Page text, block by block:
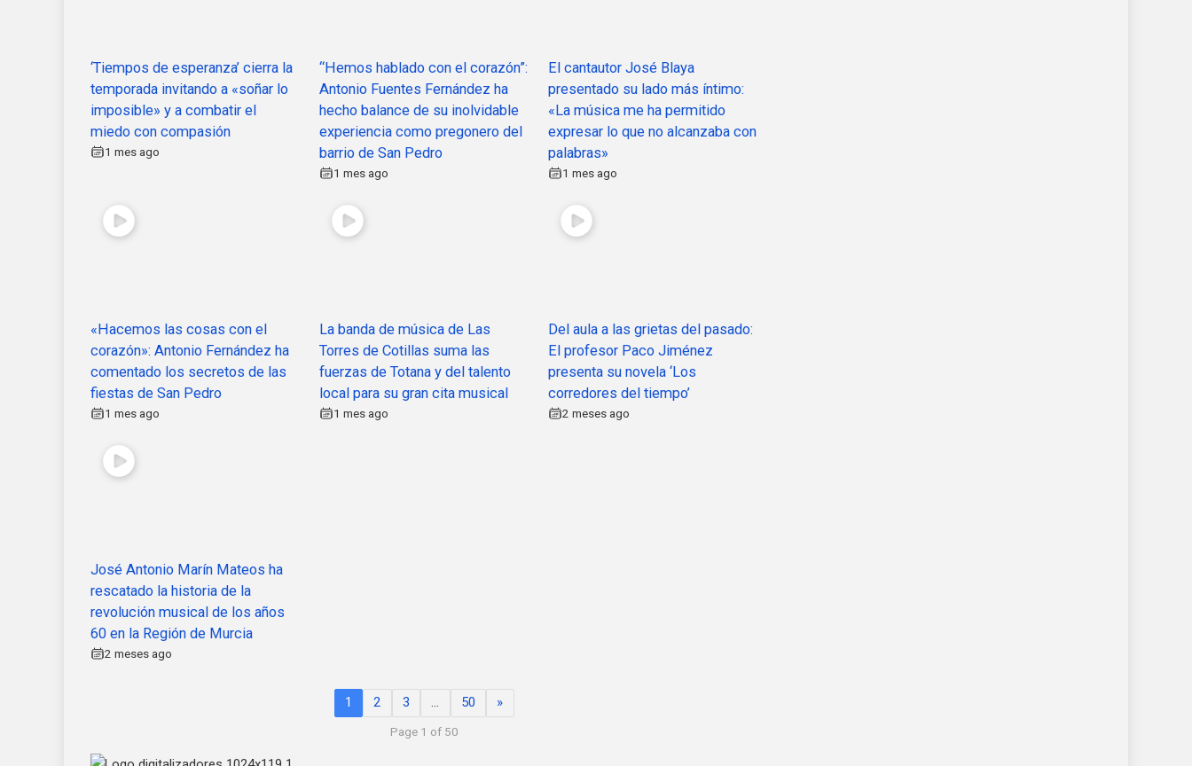
‘Tiempos de esperanza’ cierra la
temporada invitando a «soñar lo
imposible» y a combatir el
miedo con compasión
1 mes ago
“Hemos hablado con el corazón”:
Antonio Fuentes Fernández ha
hecho balance de su inolvidable
experiencia como pregonero del
barrio de San Pedro
1 mes ago
El cantautor José Blaya
presentado su lado más íntimo:
«La música me ha permitido
expresar lo que no alcanzaba con
palabras»
1 mes ago
«Hacemos las cosas con el
corazón»: Antonio Fernández ha
comentado los secretos de las
fiestas de San Pedro
1 mes ago
La banda de música de Las
Torres de Cotillas suma las
fuerzas de Totana y del talento
local para su gran cita musical
1 mes ago
Del aula a las grietas del pasado:
El profesor Paco Jiménez
presenta su novela ‘Los
corredores del tiempo’
2 meses ago
José Antonio Marín Mateos ha
rescatado la historia de la
revolución musical de los años
60 en la Región de Murcia
2 meses ago
1 2 3 … 50 »
Page 1 of 50